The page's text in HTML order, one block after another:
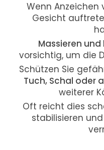
Wenn
Gesicht
Massieren
vorsichtig, um die
Schützen Sie
Tuch, Schal oder
weiterer
Oft reicht dies
stabilisieren